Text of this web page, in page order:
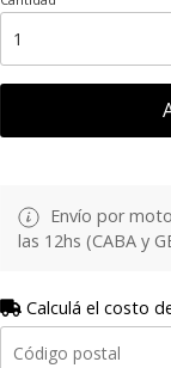
Envío por
las 12hs (CABA y
Calculá el costo